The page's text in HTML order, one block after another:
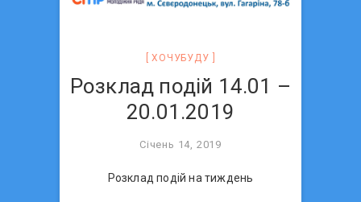
ХОЧУБУДУ
Розклад подій 14.01 –
20.01.2019
Січень 14, 2019
Розклад подій на тиждень